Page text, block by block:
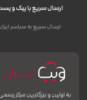
ارسال سریع با پیک و
ارسال سریع به سراسر
به اولین و بزرگترین مرکز